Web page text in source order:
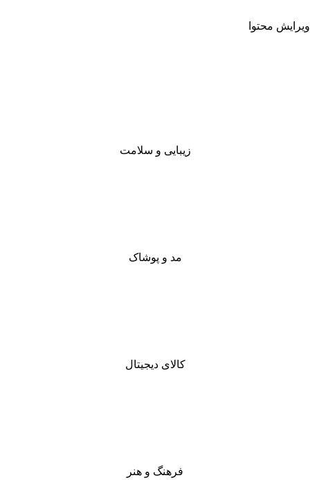
ویرایش محتوا
زیبایی و سلامت
مد و پوشاک
کالای دیجیتال
فرهنگ و هنر